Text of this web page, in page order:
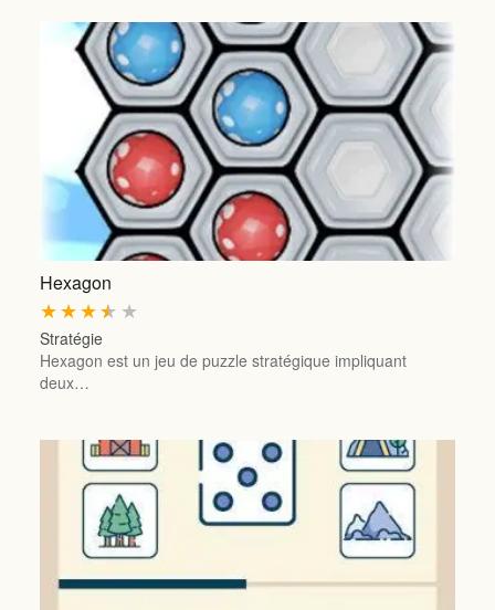
Hexagon
★
★
★
★
★
Stratégie
Hexagon est un jeu de puzzle stratégique impliquant
deux…